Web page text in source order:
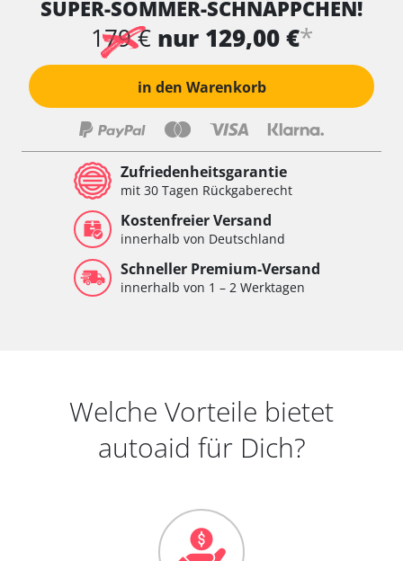
Wischersteuerung
Xenon links
Xenon rechts
Zentrale Bedieneinheit
Zentralelektronik
Zentralelektronik hinten
Zentralelektronik vorne
Zentralelektronik vorne Beifahrer
Zentralelektronik vorne Fahrer
Verfügbarkeit abhängig von Modell, Motorisierung, Ausstattung
und Konfiguration
SUPER-SOMMER-SCHNÄPPCHEN!
179 € nur 129,00 €*
in den Warenkorb
Zufriedenheitsgarantie
mit 30 Tagen Rückgaberecht
Kostenfreier Versand
innerhalb von Deutschland
Schneller Premium-Versand
innerhalb von 1 – 2 Werktagen
Welche Vorteile bietet
autoaid für Dich?